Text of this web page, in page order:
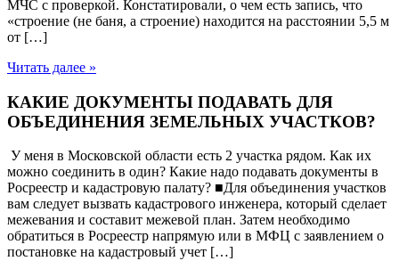
МЧС с проверкой. Констатировали, о чем есть запись, что
«строение (не баня, а строение) находится на расстоянии 5,5 м
от […]
Читать далее »
КАКИЕ ДОКУМЕНТЫ ПОДАВАТЬ ДЛЯ
ОБЪЕДИНЕНИЯ ЗЕМЕЛЬНЫХ УЧАСТКОВ?
У меня в Московской области есть 2 участка рядом. Как их
можно соединить в один? Какие надо подавать документы в
Росреестр и кадастровую палату? ■Для объединения участков
вам следует вызвать кадастрового инженера, который сделает
межевания и составит межевой план. Затем необходимо
обратиться в Росреестр напрямую или в МФЦ с заявлением о
постановке на кадастровый учет […]